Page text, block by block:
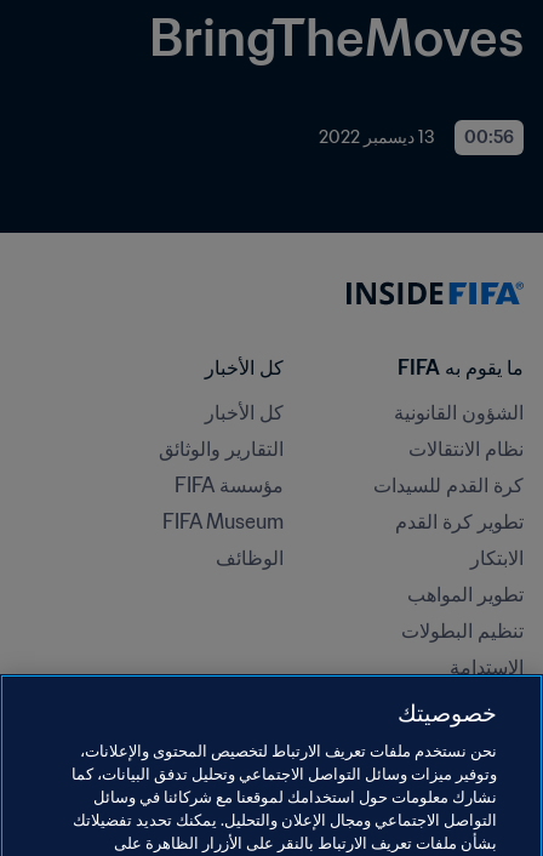
BringTheMoves
00:56 13 ديسمبر 2022
ما يقوم به FIFA
الشؤون القانونية
نظام الانتقالات
كرة القدم للسيدات
تطوير كرة القدم
الابتكار
تطوير المواهب
تنظيم البطولات
الاستدامة
حقوق الإنسان ومناهضة التمييز
المبادرات التعليمية
كل الأخبار
كل الأخبار
التقارير والوثائق
مؤسسة FIFA
FIFA Museum
الوظائف
خصوصيتك
نحن نستخدم ملفات تعريف الارتباط لتخصيص المحتوى والإعلانات،
وتوفير ميزات وسائل التواصل الاجتماعي وتحليل تدفق البيانات، كما
نشارك معلومات حول استخدامك لموقعنا مع شركائنا في وسائل
التواصل الاجتماعي ومجال الإعلان والتحليل. يمكنك تحديد تفضيلاتك
بشأن ملفات تعريف الارتباط بالنقر على الأزرار الظاهرة على